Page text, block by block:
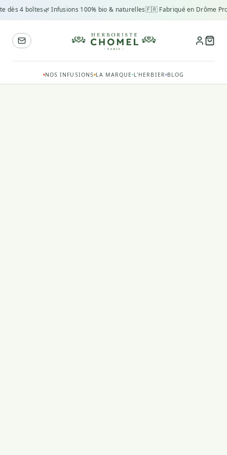
dès 4 boîtes🌿 Infusions 100% bio & naturelles🇫🇷 Fabriqué en Drôme
NOS INFUSIONS LA MARQUE L'HERBIER BLOG